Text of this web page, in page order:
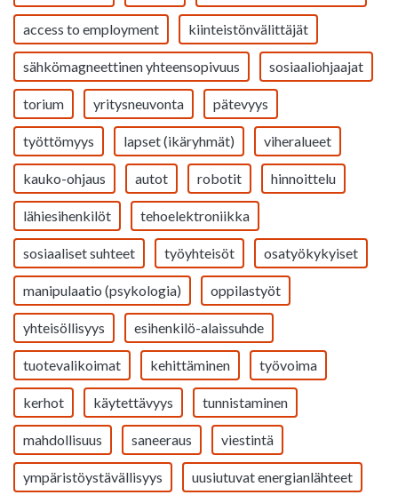
access to employment kiinteistönvälittäjät
sähkömagneettinen yhteensopivuus sosiaaliohjaajat
torium yritysneuvonta pätevyys
työttömyys lapset (ikäryhmät) viheralueet
kauko-ohjaus autot robotit hinnoittelu
lähiesihenkilöt tehoelektroniikka
sosiaaliset suhteet työyhteisöt osatyökykyiset
manipulaatio (psykologia) oppilastyöt
yhteisöllisyys esihenkilö-alaissuhde
tuotevalikoimat kehittäminen työvoima
kerhot käytettävyys tunnistaminen
mahdollisuus saneeraus viestintä
ympäristöystävällisyys uusiutuvat energianlähteet